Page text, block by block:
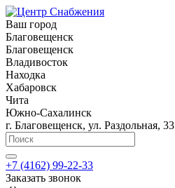
Ваш город
Благовещенск
Благовещенск
Владивосток
Находка
Хабаровск
Чита
Южно-Сахалинск
г. Благовещенск, ул. Раздольная, 33
+7 (4162) 99-22-33
Заказать звонок